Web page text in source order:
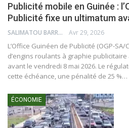
Publicité mobile en Guinée :
Publicité fixe un ultimatum
SALIMATOU BARRY Avr 29, 2026
L’Office Guinéen de Publicité (OGP-
d’engins roulants à graphie
avant le vendredi 8 mai 2026. Le
cette échéance, une pénalité de 25 %…
ÉCONOMIE